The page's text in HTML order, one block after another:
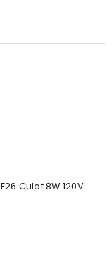
Culot 8W 120V